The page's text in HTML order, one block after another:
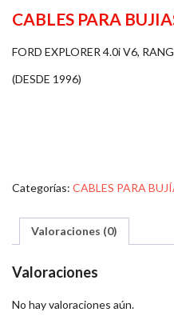
CABLES PARA
FORD EXPLORER 4.0i V6,
(DESDE 1996)
Categorías: CABLES PARA
Valoraciones (0)
Valoraciones
No hay valoraciones aún.